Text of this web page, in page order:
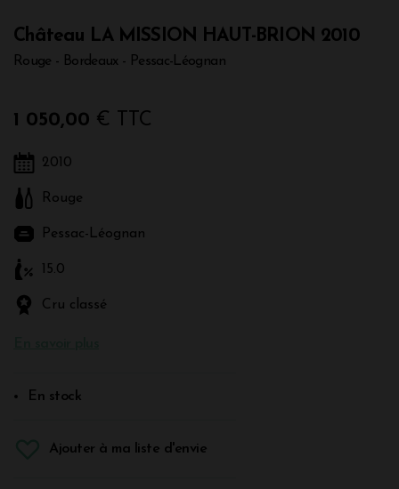
Château LA MISSION HAUT-BRION 2010
Rouge - Bordeaux - Pessac-Léognan
1 050,00 € TTC
2010
Rouge
Pessac-Léognan
15.0
Cru classé
En stock
Ajouter à ma liste d'envie